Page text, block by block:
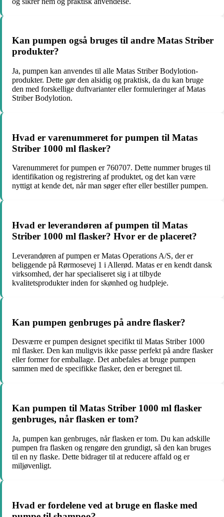
Kan pumpen også bruges til andre Matas Striber
produkter?
Ja, pumpen kan anvendes til alle Matas Striber Bodylotion-
produkter. Dette gør den alsidig og praktisk, da du kan bruge
den med forskellige duftvarianter eller formuleringer af Matas
Striber Bodylotion.
Hvad er varenummeret for pumpen til Matas
Striber 1000 ml flasker?
Varenummeret for pumpen er 760707. Dette nummer bruges til
identifikation og registrering af produktet, og det kan være
nyttigt at kende det, når man søger efter eller bestiller pumpen.
Hvad er leverandøren af pumpen til Matas
Striber 1000 ml flasker? Hvor er de placeret?
Leverandøren af pumpen er Matas Operations A/S, der er
beliggende på Rørmosevej 1 i Allerød. Matas er en kendt dansk
virksomhed, der har specialiseret sig i at tilbyde
kvalitetsprodukter inden for skønhed og hudpleje.
Kan pumpen genbruges på andre flasker?
Desværre er pumpen designet specifikt til Matas Striber 1000
ml flasker. Den kan muligvis ikke passe perfekt på andre flasker
eller former for emballage. Det anbefales at bruge pumpen
sammen med de specifikke flasker, den er beregnet til.
Kan pumpen til Matas Striber 1000 ml flasker
genbruges, når flasken er tom?
Ja, pumpen kan genbruges, når flasken er tom. Du kan adskille
pumpen fra flasken og rengøre den grundigt, så den kan bruges
til en ny flaske. Dette bidrager til at reducere affald og er
miljøvenligt.
Hvad er fordelene ved at bruge en flaske med